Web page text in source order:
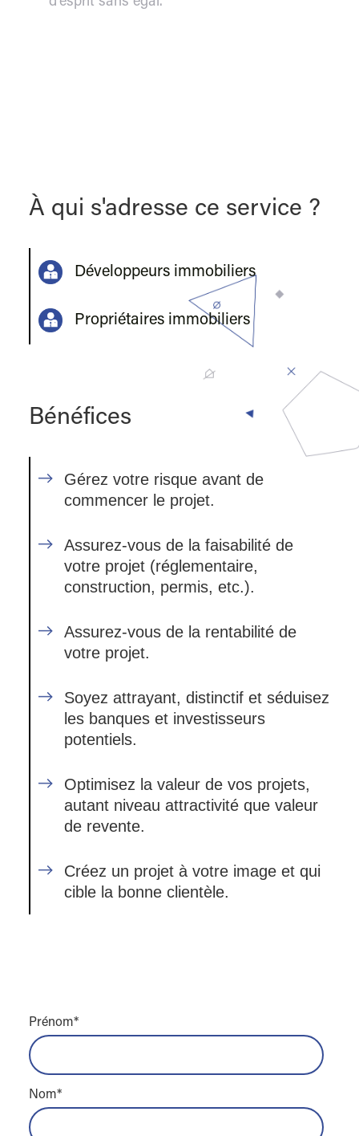
À qui s'adresse ce service ?
Développeurs immobiliers
Propriétaires immobiliers
Bénéfices
Gérez votre risque avant de
commencer le projet.
Assurez-vous de la faisabilité de
votre projet (réglementaire,
construction, permis, etc.).
Assurez-vous de la rentabilité de
votre projet.
Soyez attrayant, distinctif et séduisez
les banques et investisseurs
potentiels.
Optimisez la valeur de vos projets,
autant niveau attractivité que valeur
de revente.
Créez un projet à votre image et qui
cible la bonne clientèle.
Prénom*
Nom*